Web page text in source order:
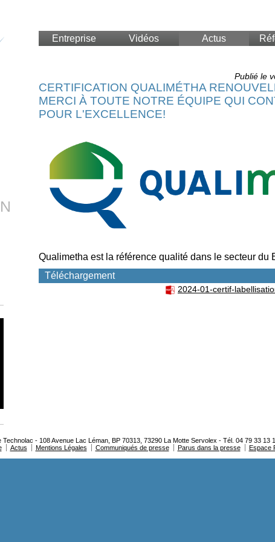
Entreprise Vidéos Actus
Publié le
CERTIFICATION QUALIMÉTHA
MERCI À TOUTE NOTRE ÉQUIPE QUI
POUR L'EXCELLENCE!
Qualimetha est la référence qualité dans le secteur du
Téléchargement
2024-01-certif-
- 108 Avenue Lac Léman, BP 70313, 73290 La Motte Servolex - Tél. 04 79 33 13
Actus Mentions Légales Communiqués de presse Parus dans la presse Espace